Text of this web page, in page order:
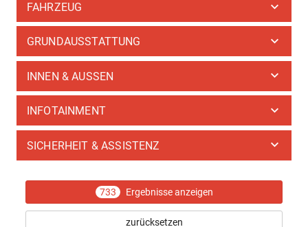
FAHRZEUG
GRUNDAUSSTATTUNG
INNEN & AUSSEN
INFOTAINMENT
SICHERHEIT & ASSISTENZ
733 Ergebnisse anzeigen
zurücksetzen